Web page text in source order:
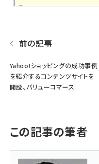
前の記事
Yahoo!ショッピングの成功事例
を紹介するコンテンツサイトを
開設、バリューコマース
この記事の筆者